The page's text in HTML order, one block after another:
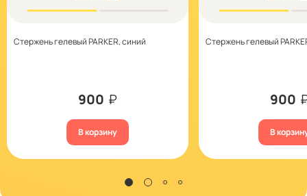
Стержень гелевый PARKER, синий
900 ₽
В корзину
Стержень гелевый
900
В